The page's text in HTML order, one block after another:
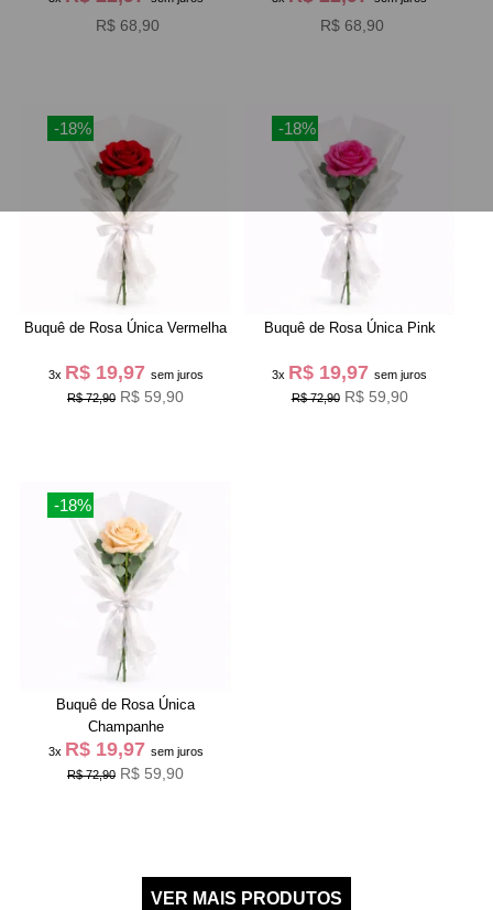
R$ 68,90 R$ 68,90
-18%
Buquê de Rosa Única Vermelha
3x R$ 19,97 sem juros
R$ 72,90 R$ 59,90
-18%
Buquê de Rosa Única Pink
3x R$ 19,97sem juros
R$ 72,90 R$ 59,90
-18%
Buquê de Rosa Única
Champanhe
3x R$ 19,97 sem juros
R$ 72,90 R$ 59,90